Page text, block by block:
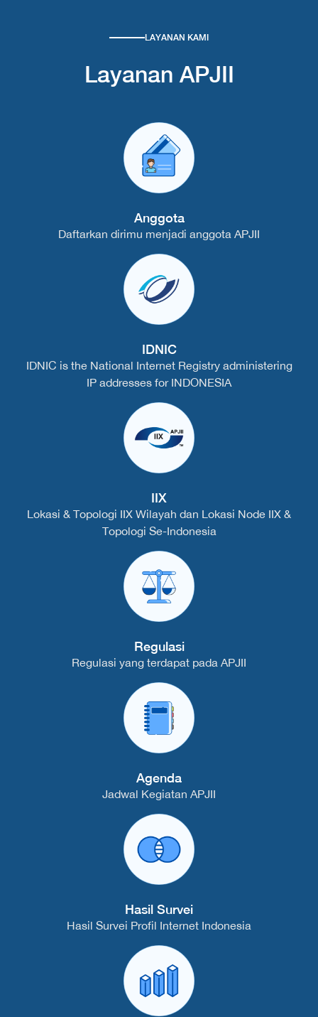
LAYANAN KAMI
Layanan APJII
Anggota
Daftarkan dirimu menjadi anggota APJII
IDNIC
IDNIC is the National Internet Registry administering
IP addresses for INDONESIA
IIX
Lokasi & Topologi IIX Wilayah dan Lokasi Node IIX &
Topologi Se-Indonesia
Regulasi
Regulasi yang terdapat pada APJII
Agenda
Jadwal Kegiatan APJII
Hasil Survei
Hasil Survei Profil Internet Indonesia